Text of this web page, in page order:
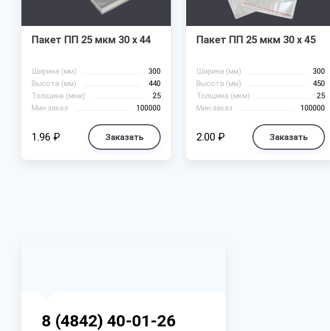
Пакет ПП 25 мкм 30 х 44
Ширина (мм)
300
Высота (мм)
440
Толщина (мкм)
25
Мин.заказ
100000
1.96 ₽ Заказать
Пакет ПП 25 мкм 30 х 45
Ширина (мм)
300
Высота (мм)
450
Толщина (мкм)
25
Мин.заказ
100000
2.00 ₽ Заказать
8 (4842) 40-01-26